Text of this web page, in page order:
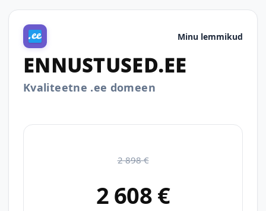
Minu lemmikud
ENNUSTUSED.EE
Kvaliteetne .ee domeen
2 898 €
2 608 €